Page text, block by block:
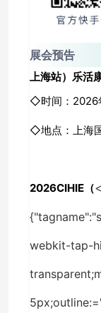
展会预告
上海站）乐活
◇时间：2026
◇地点：上海
2026CIHIE（
webkit-tap-